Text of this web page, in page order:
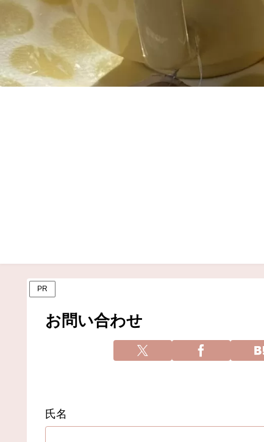
PR
お問い合わせ
氏名